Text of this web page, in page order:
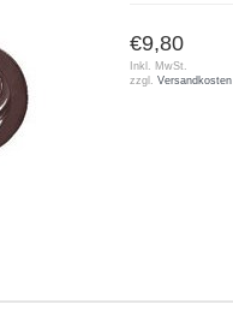
€9,80
Inkl. MwSt.
zzgl.Versandkosten